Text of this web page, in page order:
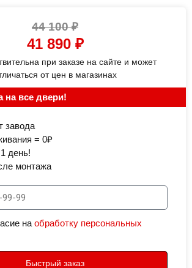
44 100₽
41 890 ₽
при заказе на сайте и может
от цен в магазинах
на все двери!
завода
= 0₽
день!
монтажа
наобработку персональных
Быстрый заказ